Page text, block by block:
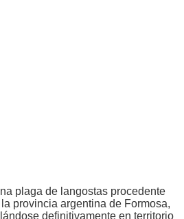
plaga de langostas procedente
provincia argentina de Formosa,
definitivamente en territorio